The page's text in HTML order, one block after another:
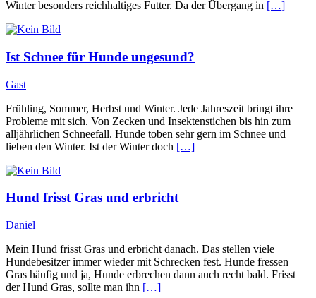
Winter besonders reichhaltiges Futter. Da der Übergang in […]
Ist Schnee für Hunde ungesund?
Gast
Frühling, Sommer, Herbst und Winter. Jede Jahreszeit bringt ihre
Probleme mit sich. Von Zecken und Insektenstichen bis hin zum
alljährlichen Schneefall. Hunde toben sehr gern im Schnee und
lieben den Winter. Ist der Winter doch […]
Hund frisst Gras und erbricht
Daniel
Mein Hund frisst Gras und erbricht danach. Das stellen viele
Hundebesitzer immer wieder mit Schrecken fest. Hunde fressen
Gras häufig und ja, Hunde erbrechen dann auch recht bald. Frisst
der Hund Gras, sollte man ihn […]